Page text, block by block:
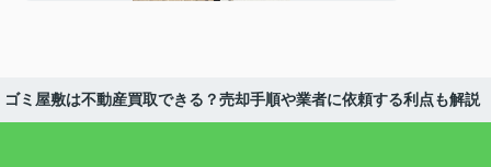
ゴミ屋敷は不動産買取できる？売却手順や業者に依頼する利点も解説